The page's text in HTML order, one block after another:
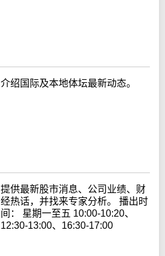
介绍国际及本地体坛最新动态。
提供最新股市消息、公司业绩、财
经热话，并找来专家分析。 播出时
间： 星期一至五 10:00-10:20、
12:30-13:00、16:30-17:00